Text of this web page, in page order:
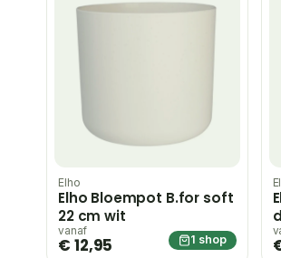
Elho
Elho Bloempot B.for soft
22 cm wit
vanaf
€ 12,95 1 shop